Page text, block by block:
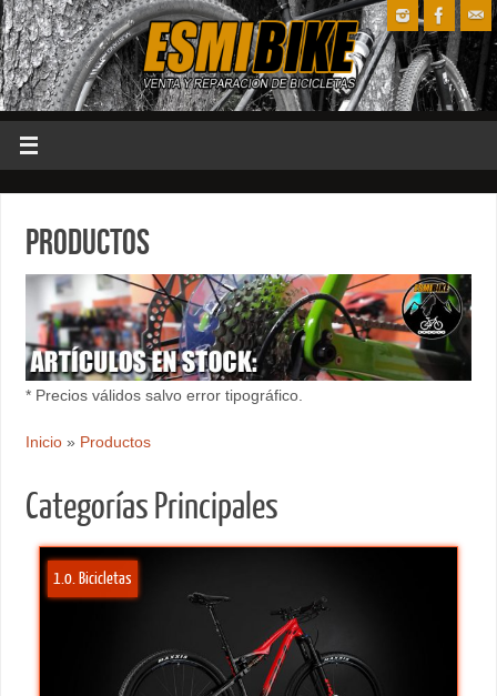
Productos
* Precios válidos salvo error tipográfico.
Inicio» Productos
Categorías Principales
1.0. Bicicletas